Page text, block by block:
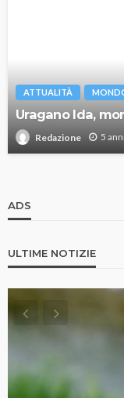
ATTUALITÀ
Uragano Ida,
Redazione 5
ADS
ULTIME NOTIZIE